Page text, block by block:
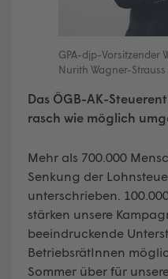
GPA-djp-Vorsitzender
Nurith Wagner-Strauss
Das ÖGB-AK-
rasch wie möglich
Mehr als 700.000
Senkung der
unterschrieben.
stärken unsere
beeindruckende
BetriebsrätInnen
Sommer über für